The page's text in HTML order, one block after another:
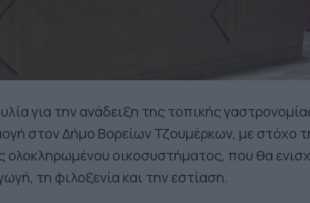
για την ανάδειξη της τοπικής
στον Δήμο Βορείων Τζουμέρκων, με στόχο
οικοσυστήματος, που θα
τη φιλοξενία και την εστίαση.